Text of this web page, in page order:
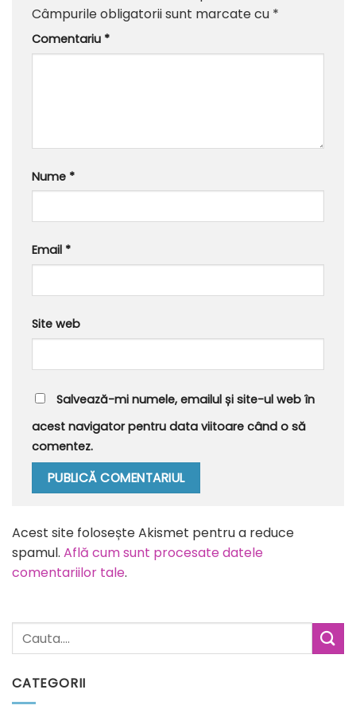
CATEGORII
Câmpurile obligatorii sunt marcate cu *
Comentariu *
Nume *
Email *
Site web
Salvează-mi numele, emailul și site-ul web în
acest navigator pentru data viitoare când o să
comentez.
Acest site folosește Akismet pentru a reduce
spamul. Află cum sunt procesate datele
comentariilor tale.